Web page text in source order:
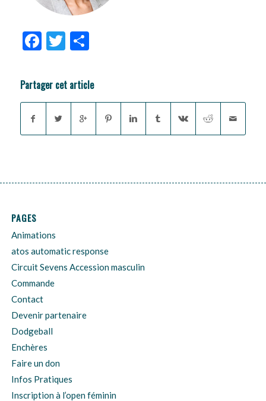
Facebook
Twitter
Partager
Partager cet article
PAGES
Animations
atos automatic response
Circuit Sevens Accession masculin
Commande
Contact
Devenir partenaire
Dodgeball
Enchères
Faire un don
Infos Pratiques
Inscription à l’open féminin